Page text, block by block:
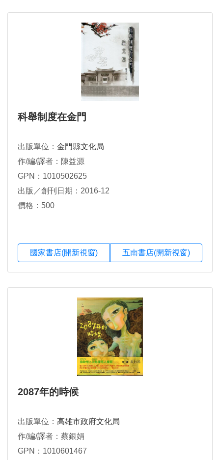
科舉制度在金門
出版單位： 金門縣文化局
作/編/譯者：陳益源
GPN：1010502625
出版／創刊日期：2016-12
價格：500
國家書店(開新視窗) 五南書店(開新視窗)
2087年的時候
出版單位： 高雄市政府文化局
作/編/譯者：蔡銀娟
GPN：1010601467